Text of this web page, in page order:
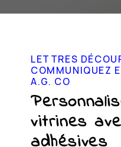
LETTRES
COMMUNIQUEZ
A.G. CO
vitrines